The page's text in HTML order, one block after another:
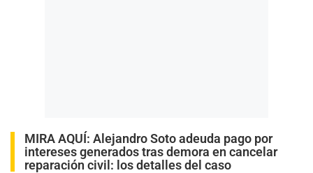
MIRA AQUÍ: Alejandro Soto adeuda pago por
intereses generados tras demora en cancelar
reparación civil: los detalles del caso